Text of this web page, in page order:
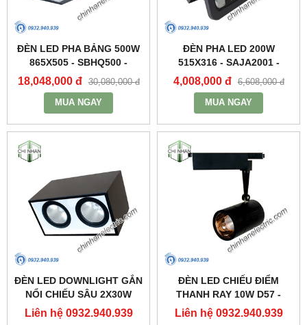
ĐÈN LED PHA BẢNG 500W
865X505 - SBHQ500 -
DUHAL
18,048,000 đ 30,080,000 đ
MUA NGAY
ĐÈN PHA LED 200W
515X316 - SAJA2001 -
DUHAL
4,008,000 đ 6,608,000 đ
MUA NGAY
ĐÈN LED DOWNLIGHT GẮN
NỔI CHIẾU SÂU 2X30W
310X160 - DFB2301 -
Liên hệ 0932.940.939
ĐÈN LED CHIẾU ĐIỂM
THANH RAY 10W D57 -
DIA1101 - DUHAL
Liên hệ 0932.940.939